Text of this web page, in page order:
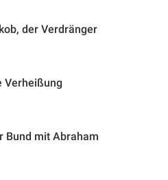
der Verdränger
Verheißung
Bund mit Abraham